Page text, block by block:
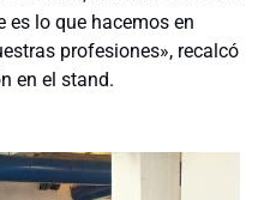
es lo que hacemos en
profesiones», recalcó
en el stand.